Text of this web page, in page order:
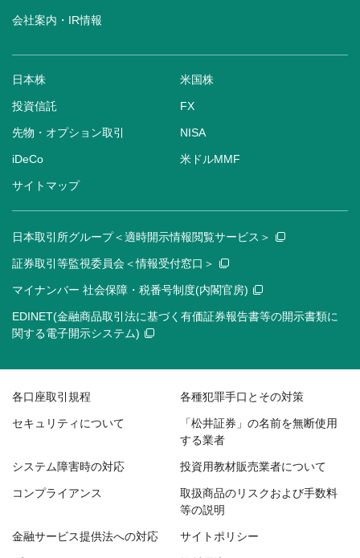
会社案内・IR情報
日本株 米国株
投資信託 FX
先物・オプション取引 NISA
iDeCo 米ドルMMF
サイトマップ
日本取引所グループ＜適時開示情報閲覧サービス＞
証券取引等監視委員会＜情報受付窓口＞
マイナンバー 社会保障・税番号制度(内閣官房)
EDINET(金融商品取引法に基づく有価証券報告書等の開示書類に
関する電子開示システム)
各口座取引規程 各種犯罪手口とその対策
セキュリティについて
「松井証券」の名前を無断使用
する業者
システム障害時の対応 投資用教材販売業者について
コンプライアンス
取扱商品のリスクおよび手数料
等の説明
金融サービス提供法への対応 サイトポリシー